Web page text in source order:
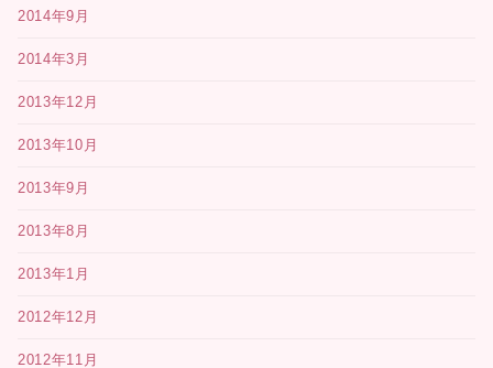
2014年9月
2014年3月
2013年12月
2013年10月
2013年9月
2013年8月
2013年1月
2012年12月
2012年11月